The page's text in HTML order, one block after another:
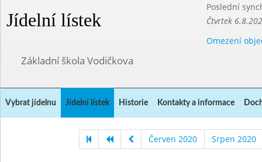
Jídelní lístek
Poslední
Čtvrtek
Omezení
Základní škola Vodičkova
Vybrat jídelnu Jídelní lístek Historie Kontakty a informace
Červen 2020 Srpen 2020